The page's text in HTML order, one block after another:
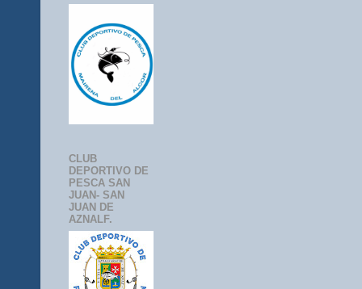
CLUB
DEPORTIVO DE
PESCA SAN
JUAN- SAN
JUAN DE
AZNALF.